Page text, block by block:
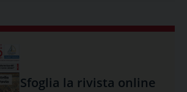
Sfoglia la rivista online